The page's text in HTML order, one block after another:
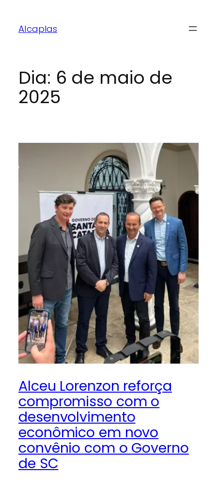
Alcaplas
Dia: 6 de maio de
2025
Alceu Lorenzon reforça
compromisso com o
desenvolvimento
econômico em novo
convênio com o Governo
de SC